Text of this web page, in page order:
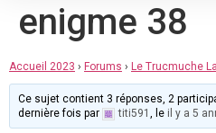
enigme 38
Accueil 2023 › Forums › Le Trucmuche
Ce sujet contient 3 réponses, 2
dernière fois par
titi591, le il y a 5